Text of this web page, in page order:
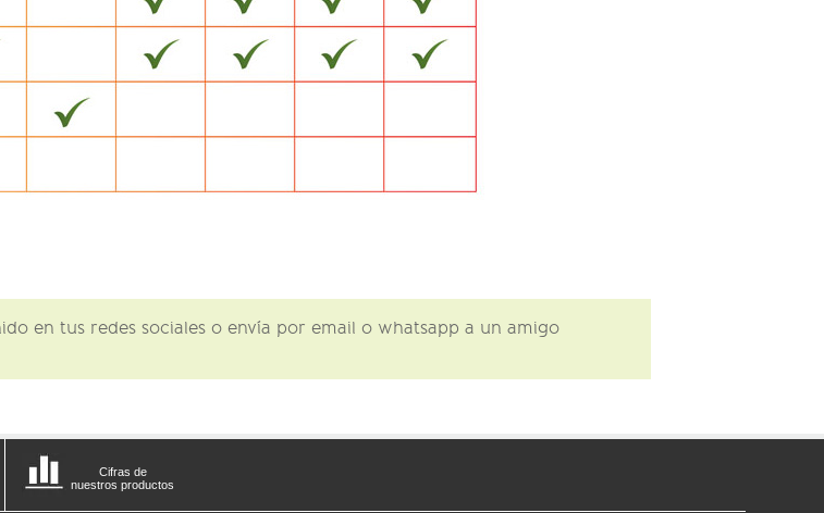
en tus redes sociales o envía por email o whatsapp a un amigo
Cifras de
nuestros productos